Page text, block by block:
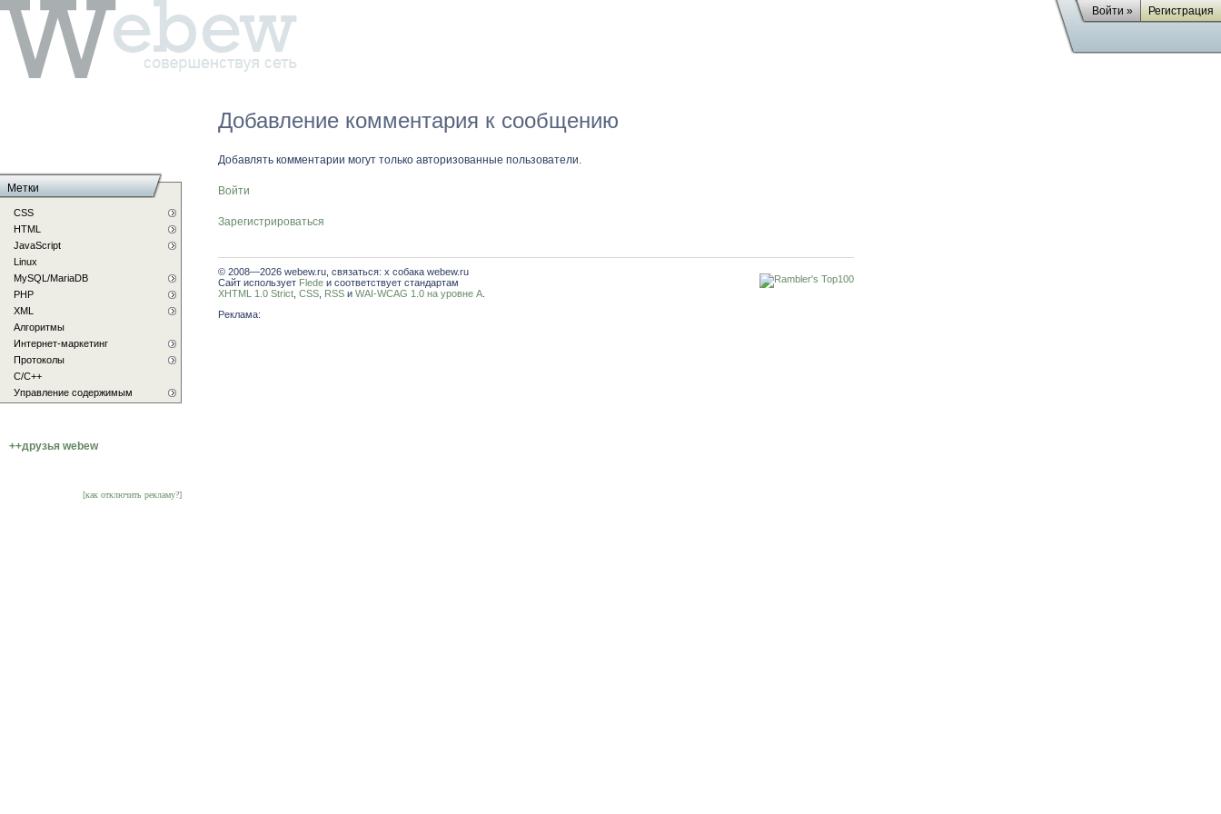
Войти » Регистрация
Добавление комментария к сообщению
Добавлять комментарии могут только авторизованные пользователи.
Войти
Зарегистрироваться
© 2008—2026 webew.ru, связаться: x собака webew.ru
Сайт использует Flede и соответствует стандартам
XHTML 1.0 Strict CSS RSS и WAI-WCAG 1.0 на уровне A
Реклама:
Метки
CSS
HTML
JavaScript
Linux
MySQL/MariaDB
PHP
XML
Алгоритмы
Интернет-маркетинг
Протоколы
С/C++
Управление содержимым
++друзья webew
[как отключить рекламу?]